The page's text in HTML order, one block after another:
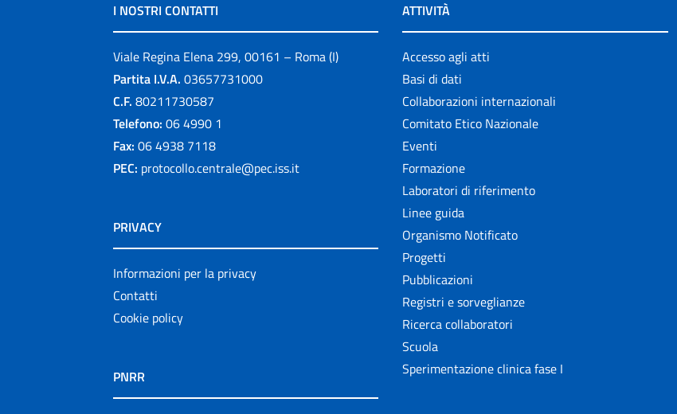
I NOSTRI CONTATTI
Viale Regina Elena 299, 00161 – Roma (I)
Partita I.V.A. 03657731000
C.F. 80211730587
Telefono: 06 4990 1
Fax: 06 4938 7118
PEC: protocollo.centrale@pec.iss.it
PRIVACY
Informazioni per la privacy
Contatti
Cookie policy
PNRR
ATTIVITÀ
Accesso agli atti
Basi di dati
Collaborazioni internazionali
Comitato Etico Nazionale
Eventi
Formazione
Laboratori di riferimento
Linee guida
Organismo Notificato
Progetti
Pubblicazioni
Registri e sorveglianze
Ricerca collaboratori
Scuola
Sperimentazione clinica fase I